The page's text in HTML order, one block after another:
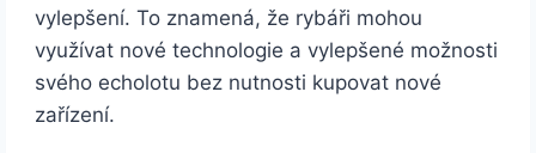
vylepšení. To znamená, že rybáři mohou
využívat nové technologie a vylepšené možnosti
svého echolotu bez nutnosti kupovat nové
zařízení.